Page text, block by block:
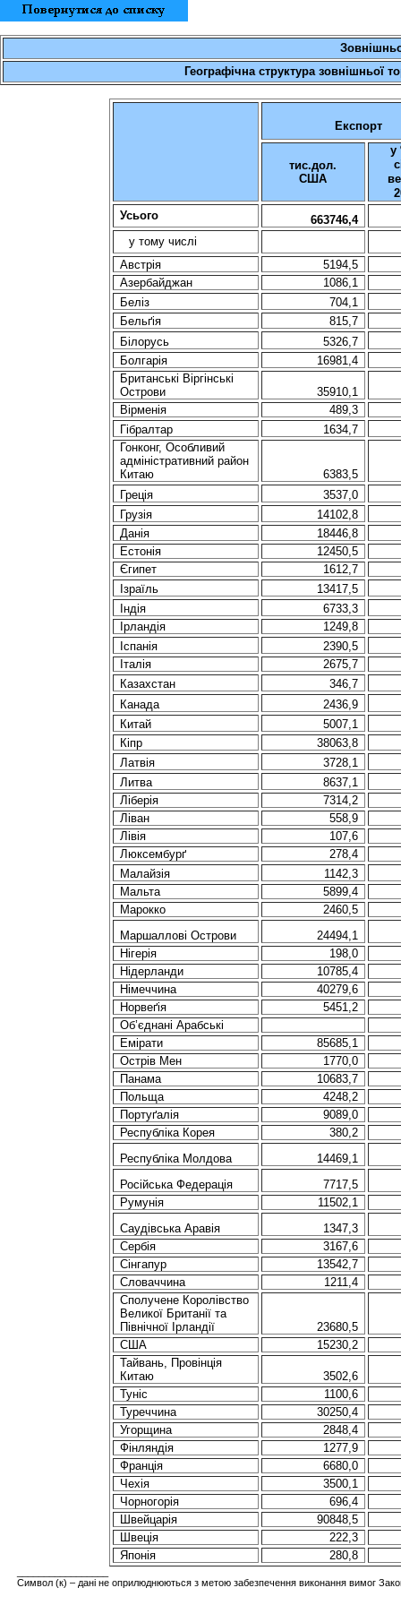
З
Географічнаструктуразовнішньої
Експорт
тис.дол.
США
у
Усього
663746,4
у тому числі
Австрія
5194,5
Азербайджан
1086,1
Беліз
704,1
Бельґiя
815,7
Білорусь
5326,7
Болгарія
16981,4
Британські Віргінські
Острови
35910,1
Вірменія
489,3
Гібралтар
1634,7
Гонконг,Особливий
адміністративний район
Китаю
6383,5
Греція
3537,0
Грузія
14102,8
Данія
18446,8
Естонія
12450,5
Єгипет
1612,7
Ізраїль
13417,5
Індія
6733,3
Ірландія
1249,8
Іспанія
2390,5
Італія
2675,7
Казахстан
346,7
Канада
2436,9
Китай
5007,1
Кіпр
38063,8
Латвія
3728,1
Литва
8637,1
Ліберія
7314,2
Ліван
558,9
Лівія
107,6
Люксембурґ
278,4
Малайзія
1142,3
Мальта
5899,4
Марокко
2460,5
Маршаллові Острови
24494,1
Нігерія
198,0
Нідерланди
10785,4
Німеччина
40279,6
Норвеґія
5451,2
Об’єднані Арабські
Емірати
85685,1
Острів Мен
1770,0
Панама
10683,7
Польща
4248,2
Портуґалiя
9089,0
РеспублікаКорея
380,2
РеспублікаМолдова
14469,1
Російська Федерація
7717,5
Румунія
11502,1
Саудівська Аравія
1347,3
Сербія
3167,6
Сінгапур
13542,7
Словаччина
1211,4
Сполучене Королівство
Великої Британії та
Північної Ірландії
23680,5
США
15230,2
Тайвань, Провінція
Китаю
3502,6
Туніс
1100,6
Туреччина
30250,4
Угорщина
2848,4
Фінляндія
1277,9
Франція
6680,0
Чехія
3500,1
Чорногорія
696,4
Швейцарія
90848,5
Швеція
222,3
Японія
280,8
Символ (к) – даніне оприлюднюютьсяз метою забезпечення виконання вимог